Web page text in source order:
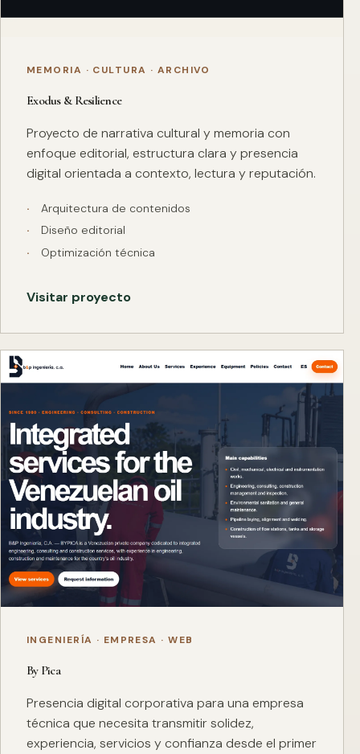
MEMORIA · CULTURA · ARCHIVO
Exodus & Resilience
Proyecto de narrativa cultural y memoria con
enfoque editorial, estructura clara y presencia
digital orientada a contexto, lectura y reputación.
Arquitectura de contenidos
Diseño editorial
Optimización técnica
Visitar proyecto
INGENIERÍA · EMPRESA · WEB
By Pica
Presencia digital corporativa para una empresa
técnica que necesita transmitir solidez,
experiencia, servicios y confianza desde el primer